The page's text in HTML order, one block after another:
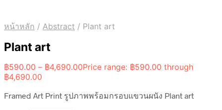
หน้าหลัก / Abstract / Plant art
Plant art
฿590.00 – ฿4,690.00Price range: ฿590.00 through
฿4,690.00
Framed Art Print รูปภาพพร้อมกรอบแขวนผนัง Plant art